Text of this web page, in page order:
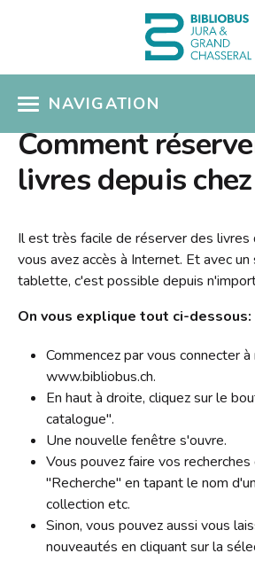
NAVIGATION
ACCÈS CATALOGUE
MON COMPTE
COUPS DE COEUR
COLLECTIONS
Présentation
Nouveautés
Albums pour enfants
Jeux vidéo
Lire dans d'autres langues
Livres numériques
Mangas
Lire autrement
SÉLECTIONS THÉMATIQUES
EN PRATIQUE
S'inscrire
Emprunter
Prolonger
Réserver
Pour les classes
Tarifs
HORAIRES
Le Bibliobus
Présentation
Actualités
Newsletter
L'association
Comment
livres depuis
Il est très facile de réserver des livres
vous avez accès à Internet. Et avec
tablette, c'est possible depuis
On vous explique tout ci-dessous:
Commencez par vous connecter
www.bibliobus.ch.
En haut à droite, cliquez sur le
catalogue".
Une nouvelle fenêtre s'ouvre.
Vous pouvez faire vos recherches
"Recherche" en tapant le nom
collection etc.
Sinon, vous pouvez aussi vous
nouveautés en cliquant sur la